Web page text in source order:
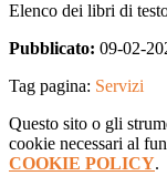
Elenco dei libri di
Pubblicato: 09-02-
Tag pagina: Servizi
Questo sito o gli
cookie necessari al
COOKIE POLICY.